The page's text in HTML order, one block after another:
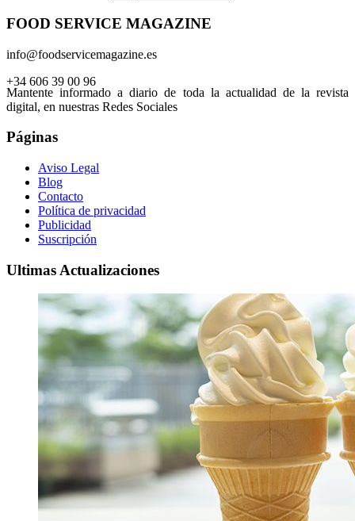
FOOD SERVICE MAGAZINE
info@foodservicemagazine.es
+34 606 39 00 96
Mantente informado a diario de toda la actualidad de la revista
digital, en nuestras Redes Sociales
Páginas
Aviso Legal
Blog
Contacto
Política de privacidad
Publicidad
Suscripción
Ultimas Actualizaciones